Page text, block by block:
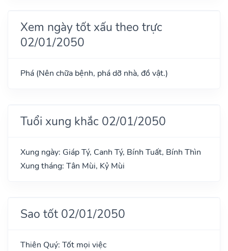
Xem ngày tốt xấu theo trực
02/01/2050
Phá (Nên chữa bệnh, phá dỡ nhà, đồ vật.)
Tuổi xung khắc 02/01/2050
Xung ngày: Giáp Tý, Canh Tý, Bính Tuất, Bính Thìn
Xung tháng: Tân Mùi, Kỷ Mùi
Sao tốt 02/01/2050
Thiên Quý: Tốt mọi việc